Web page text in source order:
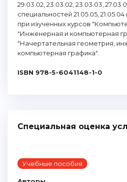
29.03.02, 23.03.02, 23.03.03,
специальностей 21.05.05,
при изученных курсов
"Инженерная и компьютерная
"Начертательная геометрия,
компьютерная графика".
ISBN 978-5-6041148-1-0
Специальная оценка
Учебные пособия